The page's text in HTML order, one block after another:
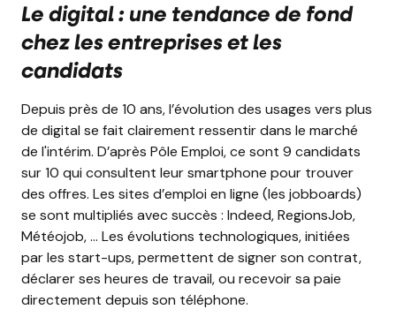
Le digital : une tendance de fond
chez les entreprises et les
candidats
Depuis près de 10 ans, l’évolution des usages vers plus
de digital se fait clairement ressentir dans le marché
de l'intérim. D’après Pôle Emploi, ce sont 9 candidats
sur 10 qui consultent leur smartphone pour trouver
des offres. Les sites d’emploi en ligne (les jobboards)
se sont multipliés avec succès : Indeed, RegionsJob,
Météojob, … Les évolutions technologiques, initiées
par les start-ups, permettent de signer son contrat,
déclarer ses heures de travail, ou recevoir sa paie
directement depuis son téléphone.